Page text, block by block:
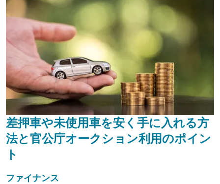
差押車や未使用車を安く手に入れる方
法と官公庁オークション利用のポイン
ト
ファイナンス